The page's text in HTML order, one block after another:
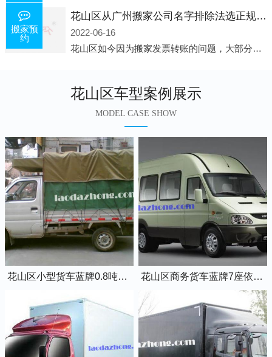
花山区从广州搬家公司名字排除法选正规公司
2022-06-16
花山区如今因为搬家发票转账的问题，大部分搬家公司都已经注册了营业执照，早5年前基本上所谓的搬家公司都是无注册状态也就是无照营业，由于企业注册量大增所以各种企业信息展示平台如雨后春笋般遍地开花，如：天眼查，企
花山区车型案例展示
MODEL CASE SHOW
花山区小型货车蓝牌0.8吨小卡车 花山区商务货车蓝牌7座依维柯全顺车
搬家预
约